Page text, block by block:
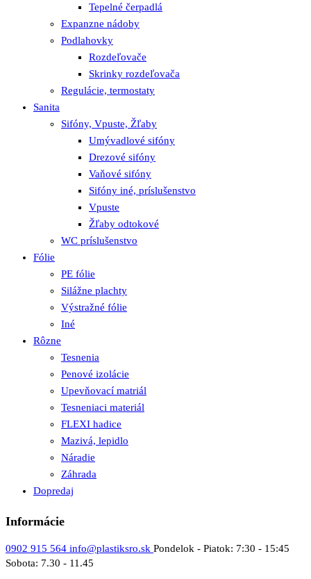
Tepelné čerpadlá
Expanzne nádoby
Podlahovky
Rozdeľovače
Skrinky rozdeľovača
Regulácie, termostaty
Sanita
Sifóny, Vpuste, Žľaby
Umývadlové sifóny
Drezové sifóny
Vaňové sifóny
Sifóny iné, príslušenstvo
Vpuste
Žľaby odtokové
WC príslušenstvo
Fólie
PE fólie
Silážne plachty
Výstražné fólie
Iné
Rôzne
Tesnenia
Penové izolácie
Upevňovací matriál
Tesneniaci materiál
FLEXI hadice
Mazivá, lepidlo
Náradie
Záhrada
Dopredaj
Informácie
0902 915 564 info@plastiksro.sk Pondelok - Piatok: 7:30 - 15:45
Sobota: 7.30 - 11.45